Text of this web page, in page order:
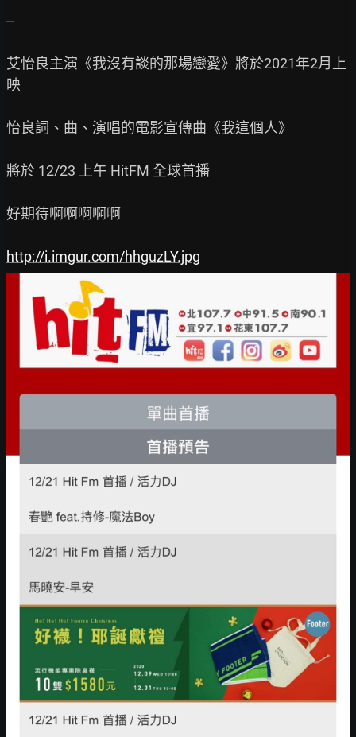
--
艾怡良主演《我沒有談的那場戀愛》將於2021年2月上
映
怡良詞、曲、演唱的電影宣傳曲《我這個人》
將於 12/23 上午 HitFM 全球首播
好期待啊啊啊啊啊
http://i.imgur.com/hhguzLY.jpg